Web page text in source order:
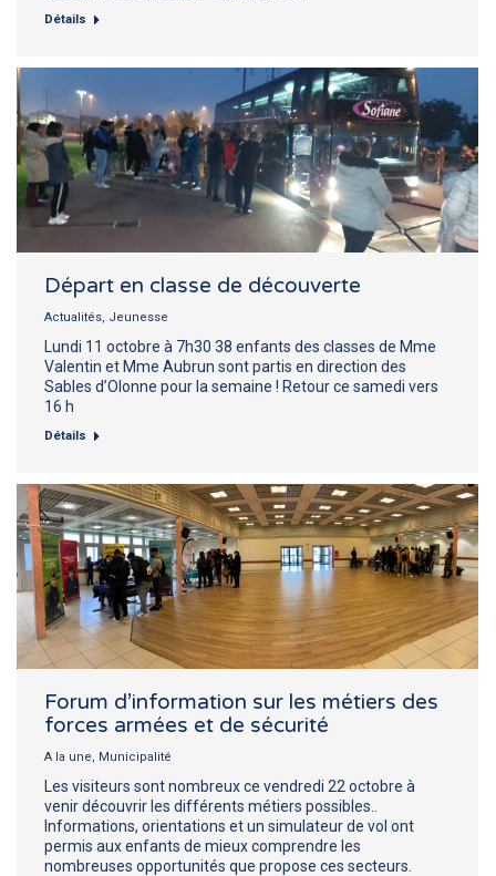
Détails
Départ en classe de découverte
Actualités, Jeunesse
Lundi 11 octobre à 7h30 38 enfants des classes de Mme
Valentin et Mme Aubrun sont partis en direction des
Sables d’Olonne pour la semaine ! Retour ce samedi vers
16 h
Détails
Forum d’information sur les métiers des
forces armées et de sécurité
A la une, Municipalité
Les visiteurs sont nombreux ce vendredi 22 octobre à
venir découvrir les différents métiers possibles..
Informations, orientations et un simulateur de vol ont
permis aux enfants de mieux comprendre les
nombreuses opportunités que propose ces secteurs.